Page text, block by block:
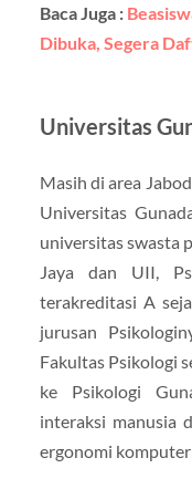
Baca Juga :
Dibuka, Segera
Universitas
Masih di area
Universitas
universitas swasta
Jaya dan UII,
terakreditasi A
jurusan
Fakultas Psikologi
ke Psikologi
interaksi manusia
ergonomi